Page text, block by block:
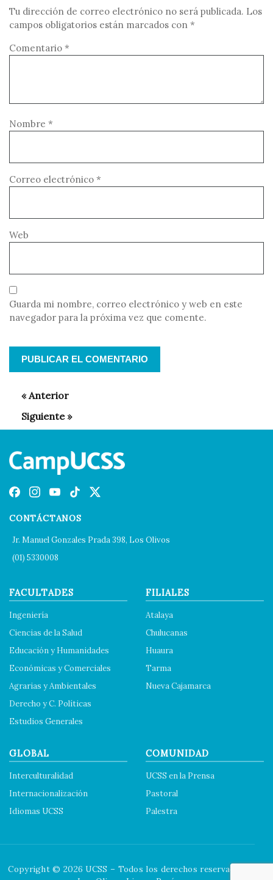
Tu dirección de correo electrónico no será publicada. Los
campos obligatorios están marcados con *
Comentario *
Nombre *
Correo electrónico *
Web
Guarda mi nombre, correo electrónico y web en este
navegador para la próxima vez que comente.
CONTÁCTANOS
Jr. Manuel Gonzales Prada 398, Los Olivos
(01) 5330008
FACULTADES
Ingeniería
Ciencias de la Salud
Educación y Humanidades
Económicas y Comerciales
Agrarias y Ambientales
Derecho y C. Políticas
Estudios Generales
FILIALES
Atalaya
Chulucanas
Huaura
Tarma
Nueva Cajamarca
GLOBAL
Interculturalidad
Internacionalización
Idiomas UCSS
COMUNIDAD
UCSS en la Prensa
Pastoral
Palestra
Copyright © 2026 UCSS – Todos los derechos reservados.